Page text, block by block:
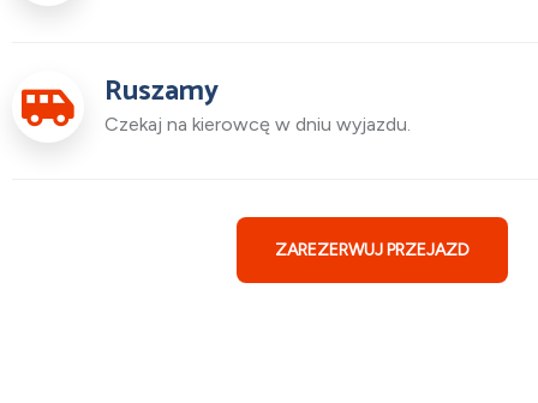
Ruszamy
Czekaj na kierowcę w dniu wyjazdu.
ZAREZERWUJ PRZEJAZD